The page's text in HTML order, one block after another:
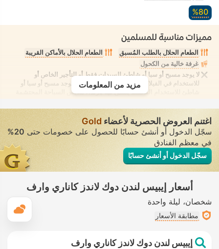
80‏%
مميزات مناسبة للمسلمين
الطعام الحلال بالطلب المُسبق
الطعام الحلال بالأماكن القريبة
غرفة خالية من الكحول
لا يوجد مسبح أو سبا أو شاطئ للسيدات فقط أو للتأجير الخاص أو
للاستخدام في الفيلا/الغرفة يوفر الانعزال التام. لا يوجد مسبح أو سبا أو
شاطئ للاستخدام المُختلط يُسمح فيه بارتداء ملابس السباحة المحتشمة
مزيد من المعلومات
اغتنم العروض الحصرية لأعضاء Gold
سجّل الدخول أو أنشئ حسابًا للحصول على خصومات حتى20%
في معظم الفنادق
سجّل الدخول أو أنشئ حسابًا
أسعار إيبيس لندن دوك لاندز كاناري وارف
شخصان ليلة واحدة
مطابقة الأسعار
إيبيس لندن دوك لاندز كاناري وارف